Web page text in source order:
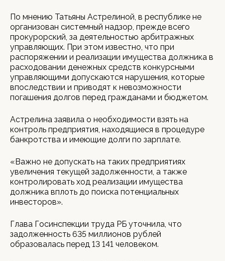
По мнению Татьяны Астрелиной, в республике не
организован системный надзор, прежде всего
прокурорский, за деятельностью арбитражных
управляющих. При этом известно, что при
распоряжении и реализации имущества должника в
расходовании денежных средств конкурсными
управляющими допускаются нарушения, которые
впоследствии и приводят к невозможности
погашения долгов перед гражданами и бюджетом.
Астрелина заявила о необходимости взять на
контроль предприятия, находящиеся в процедуре
банкротства и имеющие долги по зарплате.
«Важно не допускать на таких предприятиях
увеличения текущей задолженности, а также
контролировать ход реализации имущества
должника вплоть до поиска потенциальных
инвесторов».
Глава Госинспекции труда РБ уточнила, что
задолженность 635 миллионов рублей
образовалась перед 13 141 человеком.